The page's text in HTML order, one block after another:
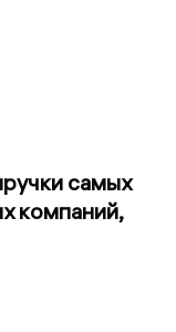
самых
компаний,